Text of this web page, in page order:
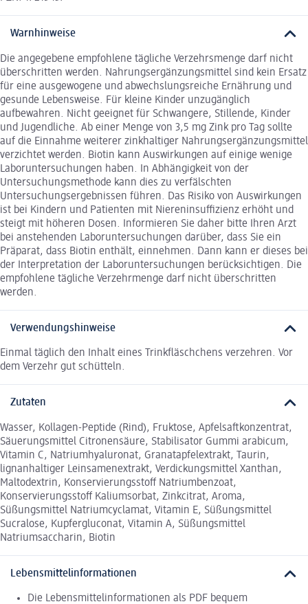
Warnhinweise
Die angegebene empfohlene tägliche Verzehrsmenge darf nicht
überschritten werden. Nahrungsergänzungsmittel sind kein Ersatz
für eine ausgewogene und abwechslungsreiche Ernährung und
gesunde Lebensweise. Für kleine Kinder unzugänglich
aufbewahren. Nicht geeignet für Schwangere, Stillende, Kinder
und Jugendliche. Ab einer Menge von 3,5 mg Zink pro Tag sollte
auf die Einnahme weiterer zinkhaltiger Nahrungsergänzungsmittel
verzichtet werden. Biotin kann Auswirkungen auf einige wenige
Laboruntersuchungen haben. In Abhängigkeit von der
Untersuchungsmethode kann dies zu verfälschten
Untersuchungsergebnissen führen. Das Risiko von Auswirkungen
ist bei Kindern und Patienten mit Niereninsuffizienz erhöht und
steigt mit höheren Dosen. Informieren Sie daher bitte Ihren Arzt
bei anstehenden Laboruntersuchungen darüber, dass Sie ein
Präparat, dass Biotin enthält, einnehmen. Dann kann er dieses bei
der Interpretation der Laboruntersuchungen berücksichtigen. Die
empfohlene tägliche Verzehrmenge darf nicht überschritten
werden.
Verwendungshinweise
Einmal täglich den Inhalt eines Trinkfläschchens verzehren. Vor
dem Verzehr gut schütteln.
Zutaten
Wasser, Kollagen-Peptide (Rind), Fruktose, Apfelsaftkonzentrat,
Säuerungsmittel Citronensäure, Stabilisator Gummi arabicum,
Vitamin C, Natriumhyaluronat, Granatapfelextrakt, Taurin,
lignanhaltiger Leinsamenextrakt, Verdickungsmittel Xanthan,
Maltodextrin, Konservierungsstoff Natriumbenzoat,
Konservierungsstoff Kaliumsorbat, Zinkcitrat, Aroma,
Süßungsmittel Natriumcyclamat, Vitamin E, Süßungsmittel
Sucralose, Kupfergluconat, Vitamin A, Süßungsmittel
Natriumsaccharin, Biotin
Lebensmittelinformationen
Die Lebensmittelinformationen als PDF bequem